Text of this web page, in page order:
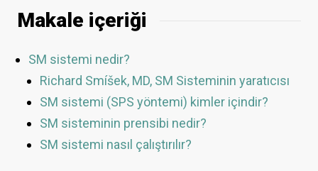
Makale içeriği
SM sistemi nedir?
Richard Smíšek, MD, SM Sisteminin yaratıcısı
SM sistemi (SPS yöntemi) kimler içindir?
SM sisteminin prensibi nedir?
SM sistemi nasıl çalıştırılır?